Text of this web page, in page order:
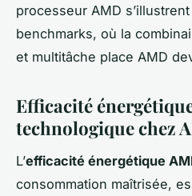
processeur AMD
benchmarks, où la
et multitâche place AMD
Efficacité
technologique chez
L’efficacité énergétique
consommation maîtrisée,